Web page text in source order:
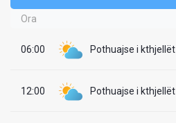
Ora
06:00 Pothuajse i kthjellët
12:00 Pothuajse i kthjellët